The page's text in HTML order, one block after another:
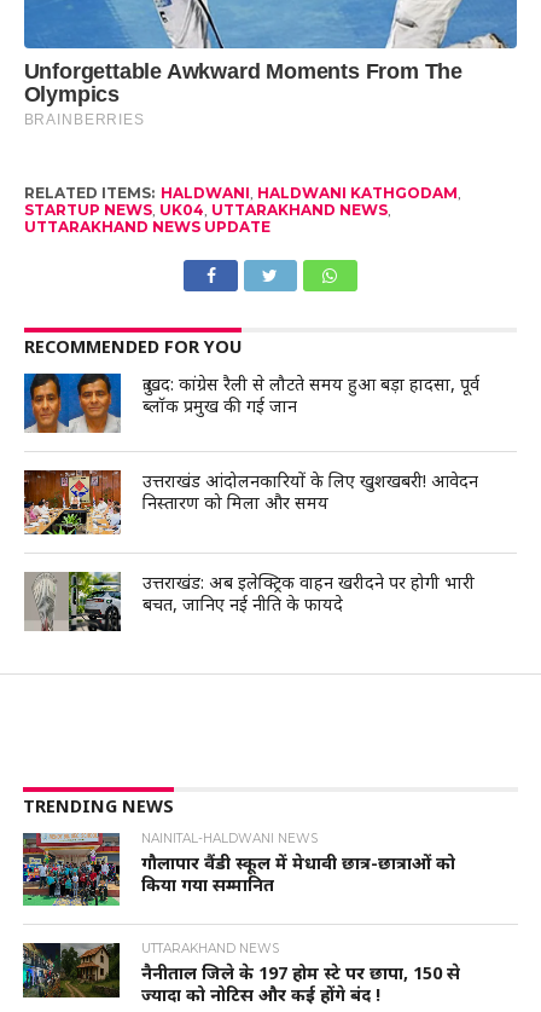
RELATED ITEMS: HALDWANI HALDWANI KATHGODAM
STARTUP NEWS, UK04 UTTARAKHAND NEWS,
UTTARAKHAND NEWS UPDATE
RECOMMENDED FOR YOU
दुःखद: कांग्रेस रैली से लौटते समय हुआ बड़ा हादसा, पूर्व
ब्लॉक प्रमुख की गई जान
उत्तराखंड आंदोलनकारियों के लिए खुशखबरी! आवेदन
निस्तारण को मिला और समय
उत्तराखंड: अब इलेक्ट्रिक वाहन खरीदने पर होगी भारी
बचत, जानिए नई नीति के फायदे
TRENDING NEWS
NAINITAL-HALDWANI NEWS
गौलापार वैंडी स्कूल में मेधावी छात्र-छात्राओं को
किया गया सम्मानित
UTTARAKHAND NEWS
नैनीताल जिले के 197 होम स्टे पर छापा, 150 से
ज्यादा को नोटिस और कई होंगे बंद !